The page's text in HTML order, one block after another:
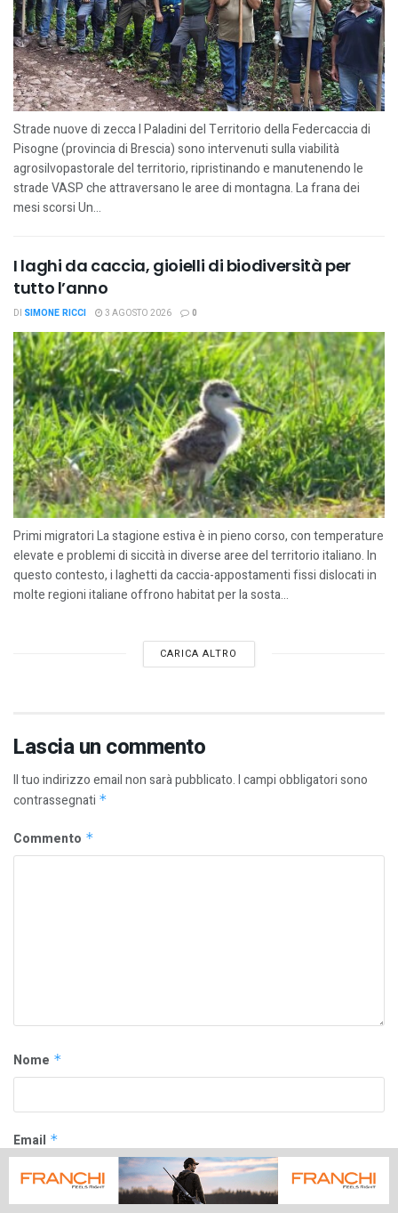
Strade nuove di zecca I Paladini del Territorio della Federcaccia di
Pisogne (provincia di Brescia) sono intervenuti sulla viabilità
agrosilvopastorale del territorio, ripristinando e manutenendo le
strade VASP che attraversano le aree di montagna. La frana dei
mesi scorsi Un...
I laghi da caccia, gioielli di biodiversità per
tutto l’anno
DI SIMONE RICCI 3 AGOSTO 2026 0
Primi migratori La stagione estiva è in pieno corso, con temperature
elevate e problemi di siccità in diverse aree del territorio italiano. In
questo contesto, i laghetti da caccia-appostamenti fissi dislocati in
molte regioni italiane offrono habitat per la sosta...
CARICA ALTRO
Lascia un commento
Il tuo indirizzo email non sarà pubblicato.I campi obbligatori sono
contrassegnati *
Commento *
Nome *
Email *